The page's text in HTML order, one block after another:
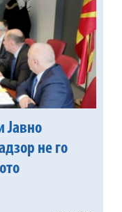
Јавно
не го